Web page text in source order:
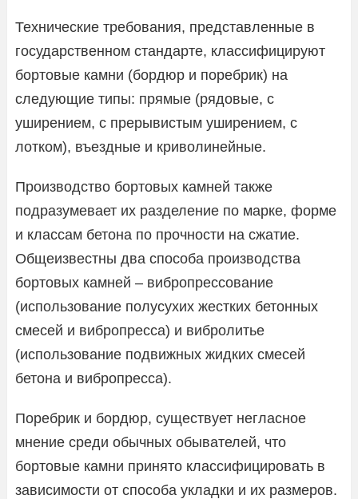
Технические требования, представленные в
государственном стандарте, классифицируют
бортовые камни (бордюр и поребрик) на
следующие типы: прямые (рядовые, с
уширением, с прерывистым уширением, с
лотком), въездные и криволинейные.
Производство бортовых камней также
подразумевает их разделение по марке, форме
и классам бетона по прочности на сжатие.
Общеизвестны два способа производства
бортовых камней – вибропрессование
(использование полусухих жестких бетонных
смесей и вибропресса) и вибролитье
(использование подвижных жидких смесей
бетона и вибропресса).
Поребрик и бордюр, существует негласное
мнение среди обычных обывателей, что
бортовые камни принято классифицировать в
зависимости от способа укладки и их размеров.